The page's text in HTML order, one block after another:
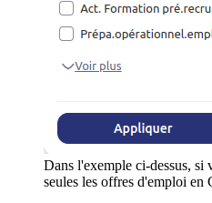
Dans l'exemple ci-dessus,
seules les offres d'emploi en